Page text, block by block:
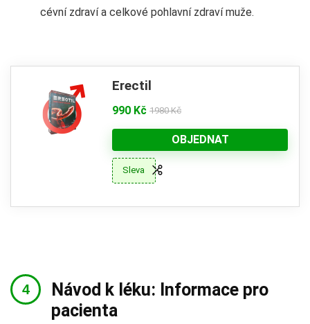
cévní zdraví a celkové pohlavní zdraví muže.
Erectil
990 Kč 1980 Kč
OBJEDNAT
Sleva
Návod k léku: Informace pro
pacienta